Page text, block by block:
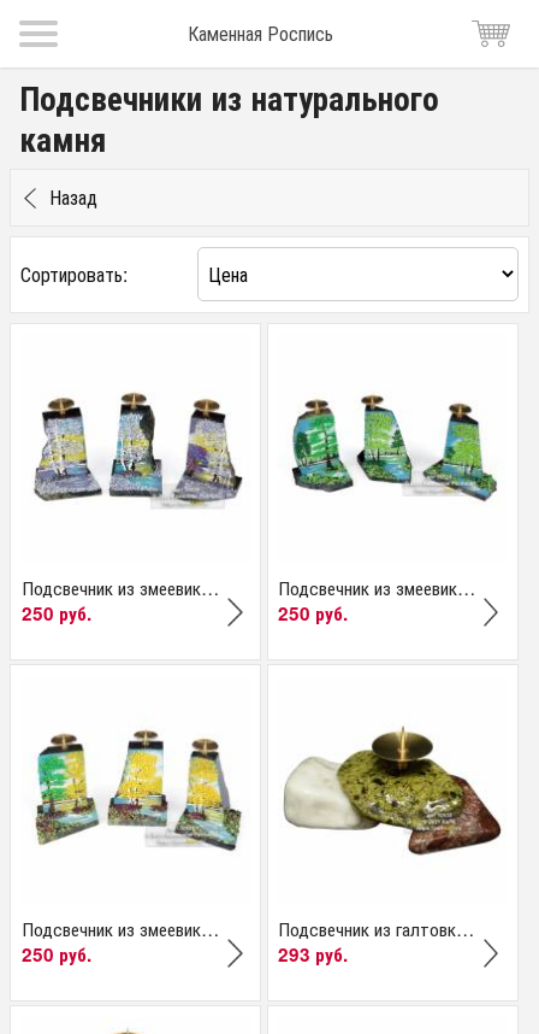
Каменная Роспись
Подсвечники из натурального
камня
Назад
Сортировать:
Подсвечник из змеевика...
250 руб.
Подсвечник из змеевика...
250 руб.
Подсвечник из змеевика...
250 руб.
Подсвечник из галтовки...
293 руб.